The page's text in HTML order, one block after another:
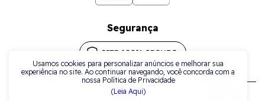
Usamos cookies para personalizar anúncios e melhorar sua
experiência no site. Ao continuar navegando, você concorda com a
nossa Política de Privacidade
(Leia Aqui)
Segurança